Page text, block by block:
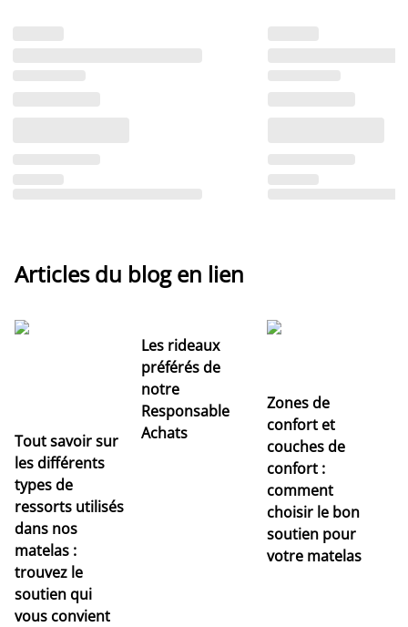
Articles du blog en lien
Tout savoir sur
les différents
types de
ressorts utilisés
dans nos
matelas :
trouvez le
soutien qui
vous convient
Les rideaux
préférés de
notre
Responsable
Achats
Zones de
confort et
couches de
confort :
comment
choisir le bon
soutien pour
votre matelas